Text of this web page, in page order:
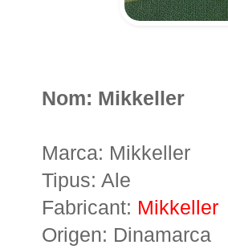
Nom: Mikkeller
Marca: Mikkeller
Tipus: Ale
Fabricant: Mikkeller
Origen: Dinamarca